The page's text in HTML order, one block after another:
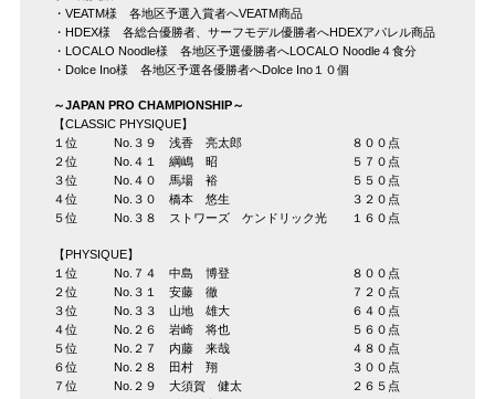
・VEATM様 各地区予選入賞者へVEATM商品
・HDEX様 各総合優勝者、サーフモデル優勝者へHDEXアパレル商品
・LOCALO Noodle様 各地区予選優勝者へLOCALO Noodle４食分
・Dolce Ino様 各地区予選各優勝者へDolce Ino１０個
～JAPAN PRO CHAMPIONSHIP～
【CLASSIC PHYSIQUE】
１位 No.３９ 浅香 亮太郎 ８００点
２位 No.４１ 綱嶋 昭 ５７０点
３位 No.４０ 馬場 裕 ５５０点
４位 No.３０ 橋本 悠生 ３２０点
５位 No.３８ ストワーズ ケンドリック光 １６０点
【PHYSIQUE】
１位 No.７４ 中島 博登 ８００点
２位 No.３１ 安藤 徹 ７２０点
３位 No.３３ 山地 雄大 ６４０点
４位 No.２６ 岩崎 将也 ５６０点
５位 No.２７ 内藤 来哉 ４８０点
６位 No.２８ 田村 翔 ３００点
７位 No.２９ 大須賀 健太 ２６５点